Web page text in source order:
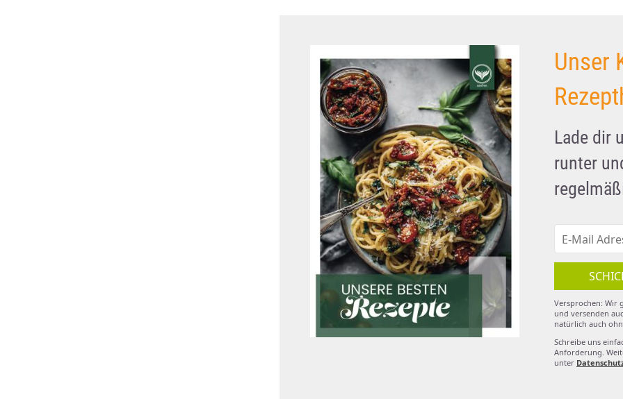
Unser
Lade dir
runter
Versprochen: Wir
und versenden
natürlich auch
Schreibe uns
Anforderung.
unter